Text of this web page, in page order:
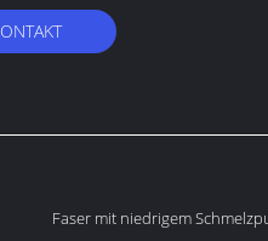
Faser mit niedrigem